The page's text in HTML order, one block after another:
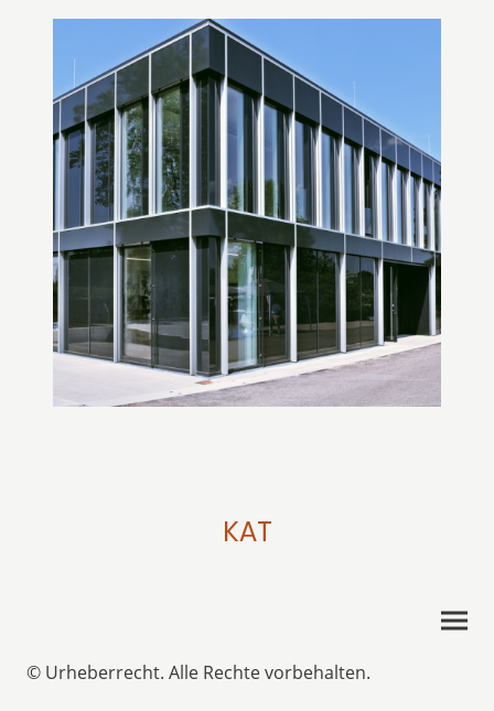
KAT
© Urheberrecht. Alle Rechte vorbehalten.